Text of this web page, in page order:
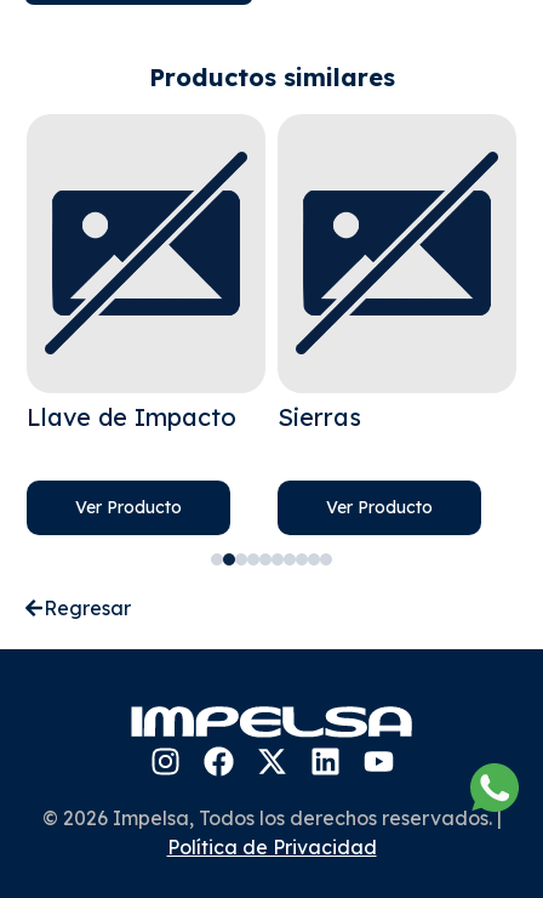
Productos similares
Llave de Impacto
Ver Producto
Sierras
Ver Producto
Regresar
© 2026 Impelsa, Todos los derechos reservados. |
Política de Privacidad